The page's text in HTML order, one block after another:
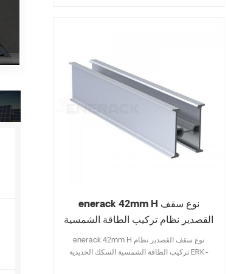
والغرب يبسط عدد التثبيت ، مما يجعله أكثر سهولة
وملاءمة وأكثر كفاءة وأسرع ، يمكن أن يقلل بشكل
فعال من تكلفة المشروع بأكمله تعد المشبك
الداخلي الداخلي للمبتدئين في الساق الخلفية أكثر
ملاءمة للتركيب وجعل الأنظمة بأكملها أكثر تكاملًا ،
وهناك خياران 10 درجات و 15 درجة لاختيارك ،
متوافق مع ERK-BUF-10 و ERK-BUF-15.
enerack 42mm H نوع سقف
القصدير نظام تركيب الطاقة الشمسية
السكك الحديدية ERK-R42
enerack 42mm H نوع سقف القصدير نظام
تركيب الطاقة الشمسية السكك الحديدية ERK-